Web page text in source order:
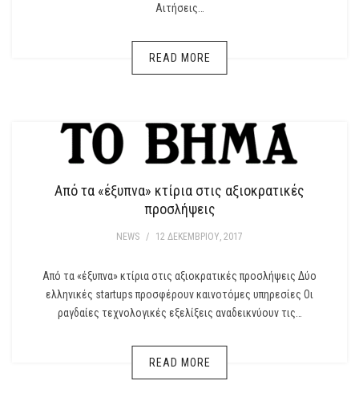
Αιτήσεις…
READ MORE
Από τα «έξυπνα» κτίρια στις αξιοκρατικές
προσλήψεις
NEWS / 12 ΔΕΚΕΜΒΡΊΟΥ, 2017
Από τα «έξυπνα» κτίρια στις αξιοκρατικές προσλήψεις Δύο
ελληνικές startups προσφέρουν καινοτόμες υπηρεσίες Οι
ραγδαίες τεχνολογικές εξελίξεις αναδεικνύουν τις…
READ MORE